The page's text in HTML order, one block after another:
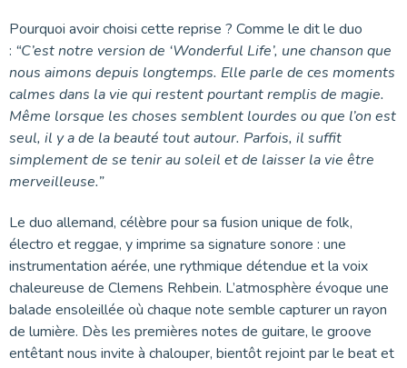
Pourquoi avoir choisi cette reprise ? Comme le dit le duo
: “C’est notre version de ‘Wonderful Life’, une chanson que
nous aimons depuis longtemps. Elle parle de ces moments
calmes dans la vie qui restent pourtant remplis de magie.
Même lorsque les choses semblent lourdes ou que l’on est
seul, il y a de la beauté tout autour. Parfois, il suffit
simplement de se tenir au soleil et de laisser la vie être
merveilleuse.”
Le duo allemand, célèbre pour sa fusion unique de folk,
électro et reggae, y imprime sa signature sonore : une
instrumentation aérée, une rythmique détendue et la voix
chaleureuse de Clemens Rehbein. L’atmosphère évoque une
balade ensoleillée où chaque note semble capturer un rayon
de lumière. Dès les premières notes de guitare, le groove
entêtant nous invite à chalouper, bientôt rejoint par le beat et